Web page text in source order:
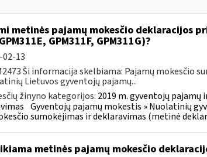
metinės pajamų mokesčio deklaracijos
GPM311F, GPM311G)?
02-13
Ši informacija skelbiama: Pajamų mokesčio
Lietuvos gyventojų pajamų...
žinyno kategorijos: 2019 m. gyventojų
Gyventojų pajamų mokestis » Nuolatinių
sumokėjimas ir deklaravimas (metinė
metinės pajamų mokesčio